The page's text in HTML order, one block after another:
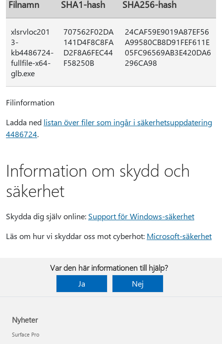
Filnamn SHA1-hash SHA256-hash
xlsrvloc201
3-
kb4486724-
fullfile-x64-
glb.exe
707562F02DA
141D4F8C8FA
D2F8A6FEC44
F58250B
24CAF59E9019A87EF56
A99580CB8D91FEF611E
05FC96569AB3E420DA6
296CA98
Filinformation
Ladda ned listan över filer som ingår i säkerhetsuppdatering
4486724.
Information om skydd och
säkerhet
Skydda dig själv online: Support för Windows-säkerhet
Läs om hur vi skyddar oss mot cyberhot: Microsoft-säkerhet
Var den här informationen till hjälp?
Ja
Nej
Nyheter
Surface Pro